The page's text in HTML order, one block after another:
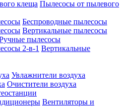
Пылесосы от пылевого
Беспроводные пылесосы
Вертикальные пылесосы
пылесосы
Вертикальные
Увлажнители воздуха
Очистители воздуха
Вентиляторы и